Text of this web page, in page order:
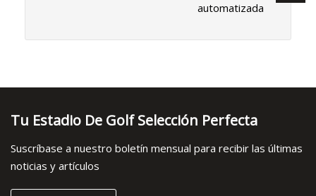
automatizada
Tu Estadio De Golf Selección Perfecta
Suscríbase a nuestro boletín mensual para recibir las últimas
noticias y artículos